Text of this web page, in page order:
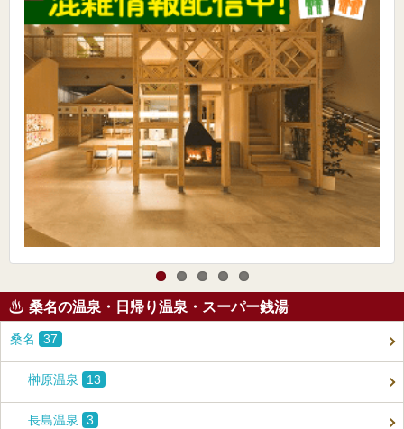
桑名の温泉・日帰り温泉・スーパー銭湯
桑名 37
榊原温泉 13
長島温泉 3